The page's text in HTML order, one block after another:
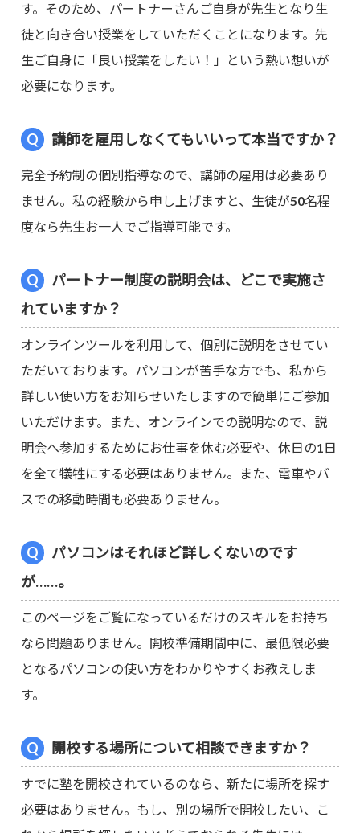
す。そのため、パートナーさんご自身が先生となり生
徒と向き合い授業をしていただくことになります。先
生ご自身に「良い授業をしたい！」という熱い想いが
必要になります。
講師を雇用しなくてもいいって本当ですか？
完全予約制の個別指導なので、講師の雇用は必要あり
ません。私の経験から申し上げますと、生徒が50名程
度なら先生お一人でご指導可能です。
パートナー制度の説明会は、どこで実施さ
れていますか？
オンラインツールを利用して、個別に説明をさせてい
ただいております。パソコンが苦手な方でも、私から
詳しい使い方をお知らせいたしますので簡単にご参加
いただけます。また、オンラインでの説明なので、説
明会へ参加するためにお仕事を休む必要や、休日の1日
を全て犠牲にする必要はありません。また、電車やバ
スでの移動時間も必要ありません。
パソコンはそれほど詳しくないのです
が……。
このページをご覧になっているだけのスキルをお持ち
なら問題ありません。開校準備期間中に、最低限必要
となるパソコンの使い方をわかりやすくお教えしま
す。
開校する場所について相談できますか？
すでに塾を開校されているのなら、新たに場所を探す
必要はありません。もし、別の場所で開校したい、こ